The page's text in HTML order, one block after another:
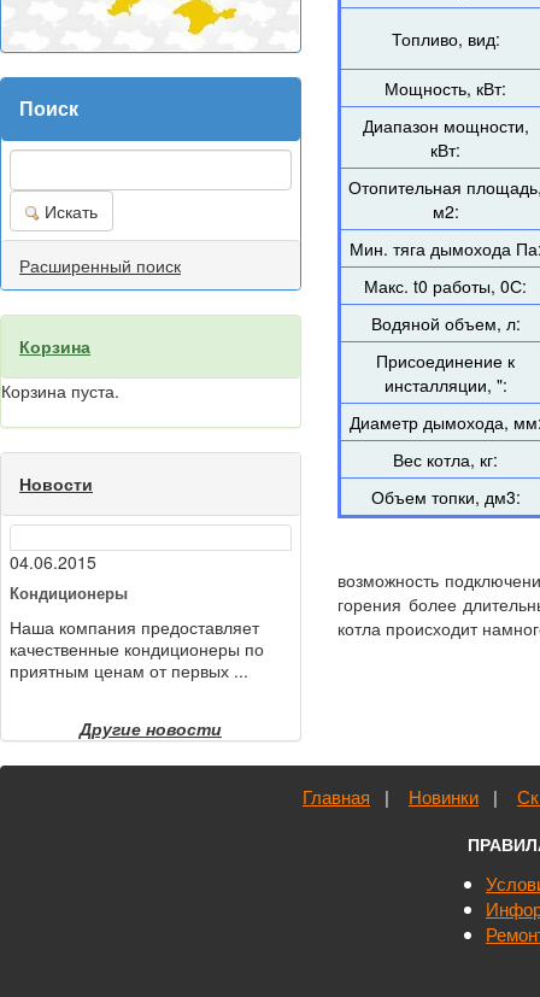
Поиск
Искать
Расширенный поиск
Корзина
Корзина пуста.
Новости
04.06.2015
Кондиционеры
Наша компания предоставляет
качественные кондиционеры по
приятным ценам от первых ...
Другие новости
Топливо, вид:
Мощность, кВт:
Диапазон мощности,
кВт:
Отопительная
м2:
Мин. тяга дымохода
Макс. t0 работы, 0С:
Водяной объем, л:
Присоединение к
инсталляции, ":
Диаметр дымохода,
Вес котла, кг:
Объем топки, дм3:
возможность
горения более
котла происходит
Главная | Новинки |